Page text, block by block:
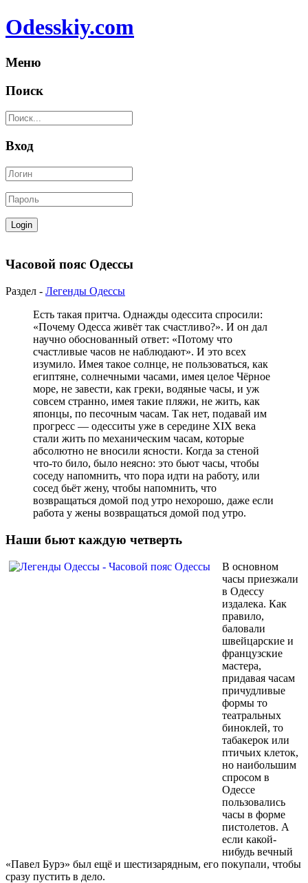
Odesskiy.com
Меню
Поиск
Вход
Часовой пояс Одессы
Раздел - Легенды Одессы
Есть такая притча. Однажды одессита спросили:
«Почему Одесса живёт так счастливо?». И он дал
научно обоснованный ответ: «Потому что
счастливые часов не наблюдают». И это всех
изумило. Имея такое солнце, не пользоваться, как
египтяне, солнечными часами, имея целое Чёрное
море, не завести, как греки, водяные часы, и уж
совсем странно, имея такие пляжи, не жить, как
японцы, по песочным часам. Так нет, подавай им
прогресс — одесситы уже в середине ХІХ века
стали жить по механическим часам, которые
абсолютно не вносили ясности. Когда за стеной
что-то било, было неясно: это бьют часы, чтобы
соседу напомнить, что пора идти на работу, или
сосед бьёт жену, чтобы напомнить, что
возвращаться домой под утро нехорошо, даже если
работа у жены возвращаться домой под утро.
Наши бьют каждую четверть
В основном
часы приезжали
в Одессу
издалека. Как
правило,
баловали
швейцарские и
французские
мастера,
придавая часам
причудливые
формы то
театральных
биноклей, то
табакерок или
птичьих клеток,
но наибольшим
спросом в
Одессе
пользовались
часы в форме
пистолетов. А
если какой-
нибудь вечный
«Павел Бурэ» был ещё и шестизарядным, его покупали, чтобы
сразу пустить в дело.